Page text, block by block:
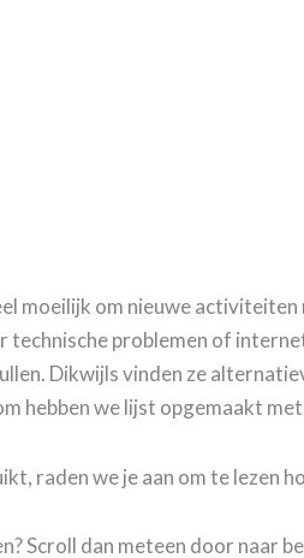
moeilijk om nieuwe
problemen of
Dikwijls vinden ze
hebben we lijst opgemaakt
raden we je aan om te lezen
Scroll dan meteen door naar